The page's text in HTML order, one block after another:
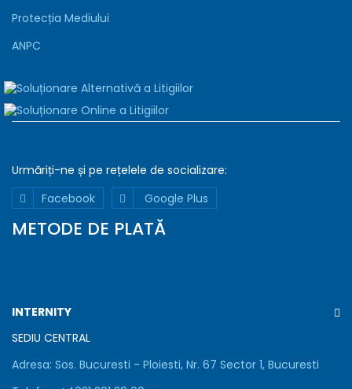
Protecția Mediului
ANPC
Urmăriți-ne și pe rețelele de socializare:
Facebook
Google Plus
METODE DE PLATĂ
INTERNITY
SEDIU CENTRAL
Adresa: Sos. Bucuresti - Ploiesti, Nr. 67 Sector 1, Bucuresti
Folosim
cookie-
pentru
a
functionarea